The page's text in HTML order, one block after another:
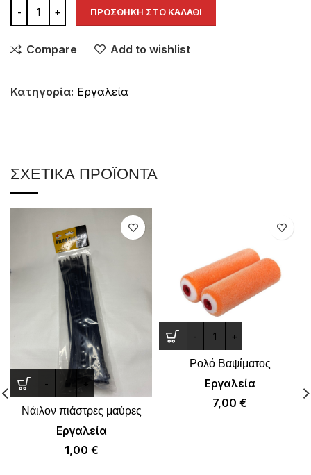
ΠΡΟΣΘΉΚΗ ΣΤΟ ΚΑΛΆΘΙ
Compare Add to wishlist
Κατηγορία: Εργαλεία
ΣΧΕΤΙΚΆ ΠΡΟΪΌΝΤΑ
Νάιλον πιάστρες μαύρες
Εργαλεία
1,00 €
Ρολό Βαψίματος
Εργαλεία
7,00 €